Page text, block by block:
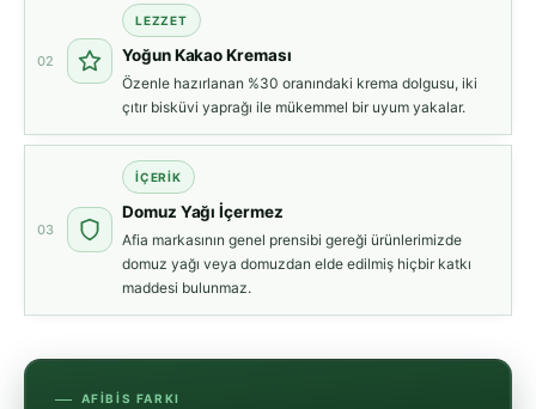
02
LEZZET
Yoğun Kakao Kreması
Özenle hazırlanan %30 oranındaki krema dolgusu, iki
çıtır bisküvi yaprağı ile mükemmel bir uyum yakalar.
03
İÇERIK
Domuz Yağı İçermez
Afia markasının genel prensibi gereği ürünlerimizde
domuz yağı veya domuzdan elde edilmiş hiçbir katkı
maddesi bulunmaz.
AFIBIS FARKI